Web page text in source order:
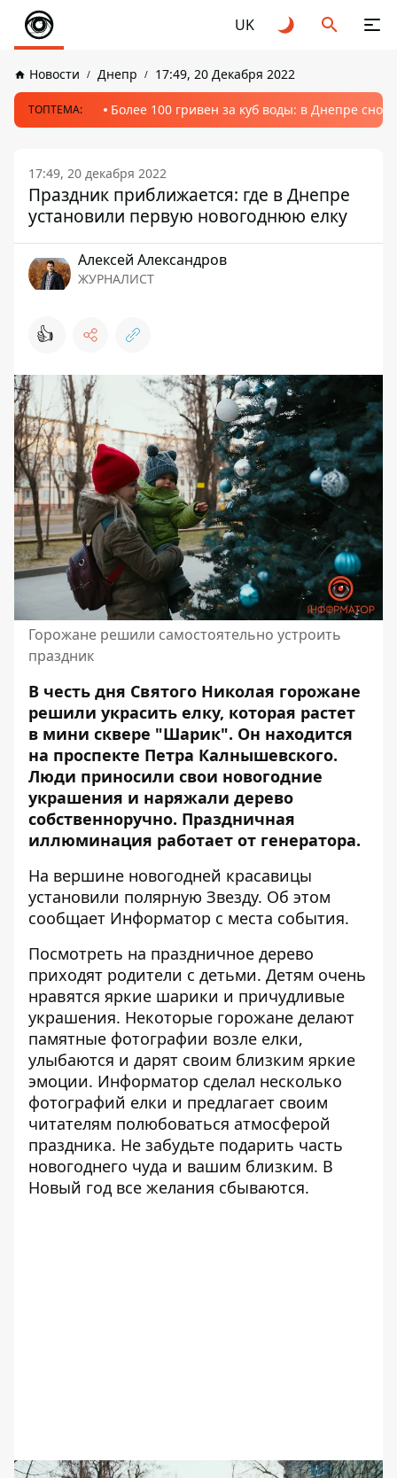
UK
Новости Днепр 17:49, 20 Декабря 2022
ТОПТЕМА: Более 100 гривен за куб воды: в Днепре
17:49, 20 декабря 2022
Праздник приближается: где в Днепре
установили первую новогоднюю елку
Алексей Александров
ЖУРНАЛИСТ
👍
Горожане решили самостоятельно устроить
праздник
В честь дня Святого Николая горожане
решили украсить елку, которая растет
в мини сквере "Шарик". Он находится
на проспекте Петра Калнышевского.
Люди приносили свои новогодние
украшения и наряжали дерево
собственноручно. Праздничная
иллюминация работает от генератора.
На вершине новогодней красавицы
установили полярную Звезду. Об этом
сообщает Информатор с места события.
Посмотреть на праздничное дерево
приходят родители с детьми. Детям очень
нравятся яркие шарики и причудливые
украшения. Некоторые горожане делают
памятные фотографии возле елки,
улыбаются и дарят своим близким яркие
эмоции. Информатор сделал несколько
фотографий елки и предлагает своим
читателям полюбоваться атмосферой
праздника. Не забудьте подарить часть
новогоднего чуда и вашим близким. В
Новый год все желания сбываются.